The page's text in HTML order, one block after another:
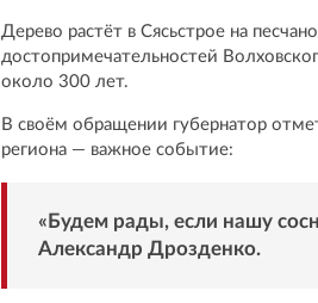
Дерево растёт в Сясьстрое на
достопримечательностей
около 300 лет.
В своём обращении губернатор
региона — важное событие:
«Будем рады, если нашу
Александр Дрозденко.